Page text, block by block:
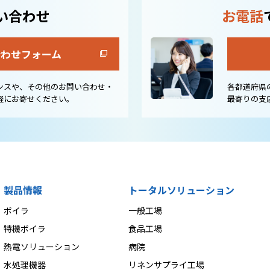
合わせ
せフォーム
や、その他のお問い合わせ・
お寄せください。
お電話
各都道府県
最寄りの支
製品情報
ボイラ
特機ボイラ
熱電ソリューション
水処理機器
トータルソリューション
一般工場
食品工場
病院
リネンサプライ工場